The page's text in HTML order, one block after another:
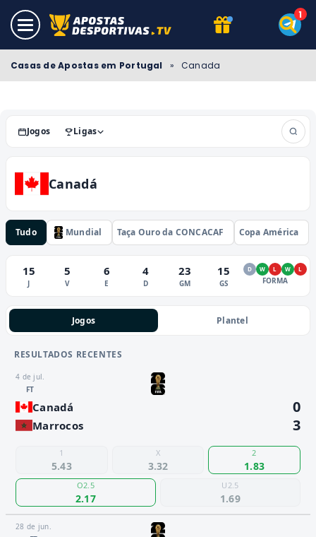
Casas de Apostas em Portugal » Canada
Jogos Ligas
Canadá
Tudo Mundial Taça Ouro da CONCACAF Copa América
15
J
5
V
6
E
4
D
23
GM
15
GS
D W L W L
FORMA
Jogos Plantel
RESULTADOS RECENTES
4 de jul.
FT
Canadá 0
Marrocos 3
1
5.43
X
3.32
2
1.83
O2.5
2.17
U2.5
1.69
28 de jun.